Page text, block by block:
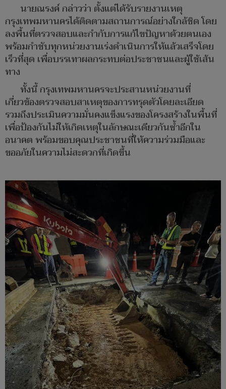
นายณรงค์ กล่าวว่า ตั้งแต่ได้รับรายงานเหตุ
กรุงเทพมหานครได้ติดตามสถานการณ์อย่างใกล้ชิด โดย
ลงพื้นที่ตรวจสอบและกำกับการแก้ไขปัญหาด้วยตนเอง
พร้อมกำชับทุกหน่วยงานเร่งดำเนินการให้แล้วเสร็จโดย
เร็วที่สุด เพื่อบรรเทาผลกระทบต่อประชาชนและผู้ใช้เส้น
ทาง
ทั้งนี้ กรุงเทพมหานครจะประสานหน่วยงานที่
เกี่ยวข้องตรวจสอบสาเหตุของการทรุดตัวโดยละเอียด
รวมถึงประเมินความมั่นคงแข็งแรงของโครงสร้างในพื้นที่
เพื่อป้องกันไม่ให้เกิดเหตุในลักษณะเดียวกันซ้ำอีกใน
อนาคต พร้อมขอบคุณประชาชนที่ให้ความร่วมมือและ
ขออภัยในความไม่สะดวกที่เกิดขึ้น